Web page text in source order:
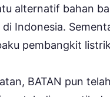
alternatif bahan
di Indonesia.
pembangkit
BATAN pun